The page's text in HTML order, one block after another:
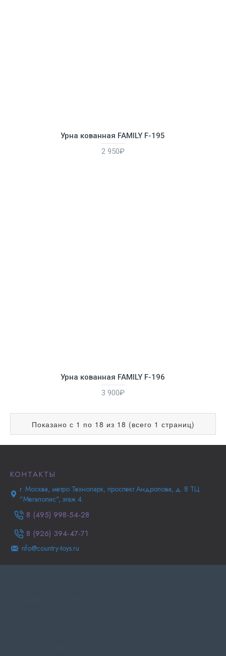
Урна кованная FAMILY F-195
2 950₽
Урна кованная FAMILY F-196
3 900₽
Показано с 1 по 18 из 18 (всего 1 страниц)
КОНТАКТЫ
г. Москва, метро Технопарк, проспект Андропова, д. 8 ТЦ
"Мегаполис", этаж 4.
8 (495) 998-54-28
8 (926) 394-47-71
nfo@country-toys.ru